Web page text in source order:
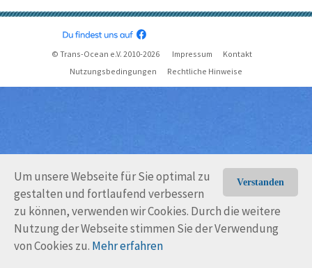
Verstanden
Um unsere Webseite für Sie optimal zu
gestalten und fortlaufend verbessern
zu können, verwenden wir Cookies. Durch die weitere
Nutzung der Webseite stimmen Sie der Verwendung
von Cookies zu. Mehr erfahren
© Trans-Ocean e.V. 2010-2026 Impressum
Kontakt
Nutzungsbedingungen
Rechtliche Hinweise